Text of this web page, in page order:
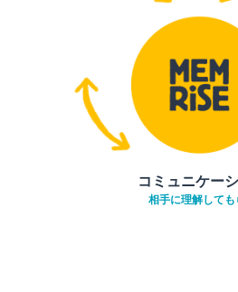
コミュニケー
相手に理解しても